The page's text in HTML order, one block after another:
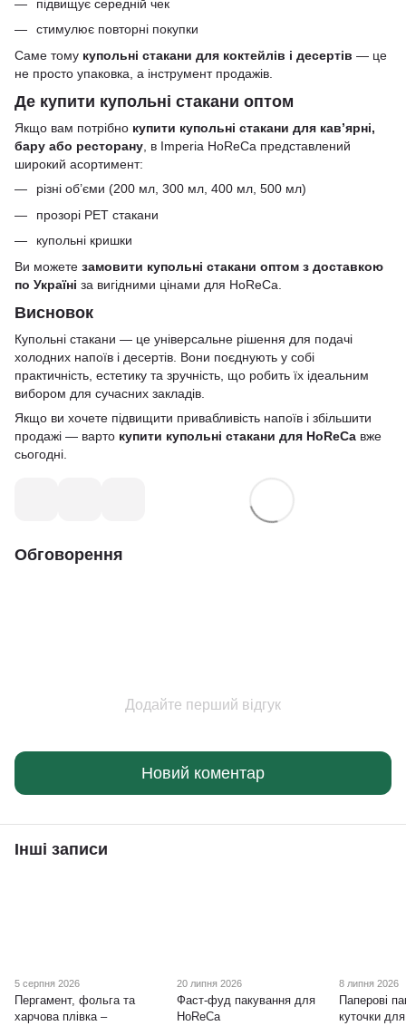
підвищує середній чек
стимулює повторні покупки
Саме тому купольні стакани для коктейлів і десертів — це
не просто упаковка, а інструмент продажів.
Де купити купольні стакани оптом
Якщо вам потрібно купити купольні стакани для кав’ярні,
бару або ресторану, в Imperia HoReCa представлений
широкий асортимент:
різні об’єми (200 мл, 300 мл, 400 мл, 500 мл)
прозорі PET стакани
купольні кришки
Ви можете замовити купольні стакани оптом з доставкою
по Україні за вигідними цінами для HoReCa.
Висновок
Купольні стакани — це універсальне рішення для подачі
холодних напоїв і десертів. Вони поєднують у собі
практичність, естетику та зручність, що робить їх ідеальним
вибором для сучасних закладів.
Якщо ви хочете підвищити привабливість напоїв і збільшити
продажі — варто купити купольні стакани для HoReCa вже
сьогодні.
Обговорення
Додайте перший відгук
Новий коментар
Інші записи
5 серпня 2026
Пергамент, фольга та
харчова плівка –
20 липня 2026
Фаст-фуд пакування для
HoReCa
8 липня 2026
Паперові
куточки